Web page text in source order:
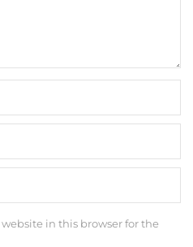
in this browser for the